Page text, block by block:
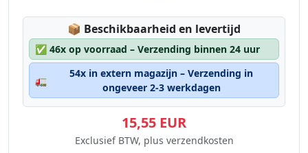
📦 Lagerstatus:
Beschikbaarheid en levertijd
✅ 46x op voorraad – Verzending binnen 24 uur
🚛
54x in extern magazijn – Verzending in
ongeveer 2-3 werkdagen
15,55 EUR
Exclusief BTW, plus verzendkosten